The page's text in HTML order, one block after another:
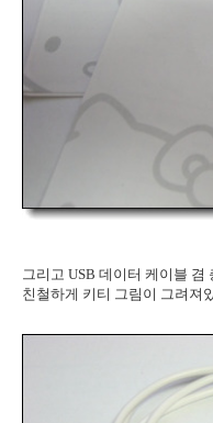
그리고 USB 데이터 케이블
친철하게 키티 그림이 그려져